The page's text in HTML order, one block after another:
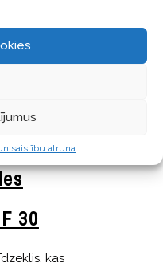
saistību atruna
30
kas